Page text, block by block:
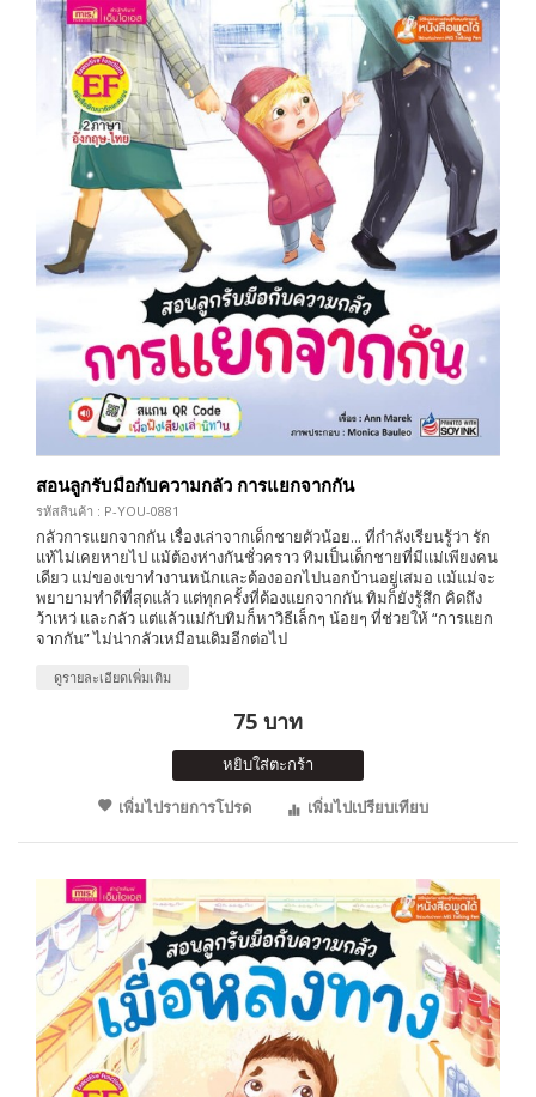
สอนลูกรับมือกับความกลัว การแยกจากกัน
รหัสสินค้า : P-YOU-0881
กลัวการแยกจากกัน เรื่องเล่าจากเด็กชายตัวน้อย... ที่กำลังเรียนรู้ว่า รัก
แท้ไม่เคยหายไป แม้ต้องห่างกันชั่วคราว ทิมเป็นเด็กชายที่มีแม่เพียงคน
เดียว แม่ของเขาทำงานหนักและต้องออกไปนอกบ้านอยู่เสมอ แม้แม่จะ
พยายามทำดีที่สุดแล้ว แต่ทุกครั้งที่ต้องแยกจากกัน ทิมก็ยังรู้สึก คิดถึง
ว้าเหว่ และกลัว แต่แล้วแม่กับทิมก็หาวิธีเล็กๆ น้อยๆ ที่ช่วยให้ “การแยก
จากกัน” ไม่น่ากลัวเหมือนเดิมอีกต่อไป
ดูรายละเอียดเพิ่มเติม
75 บาท
หยิบใส่ตะกร้า
เพิ่มไปรายการโปรด
เพิ่มไปเปรียบเทียบ